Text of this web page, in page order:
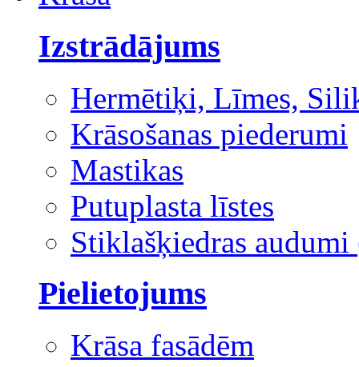
Izstrādājums
Hermētiķi, Līmes,
Krāsošanas piederumi
Mastikas
Putuplasta līstes
Stiklašķiedras audumi
Pielietojums
Krāsa fasādēm